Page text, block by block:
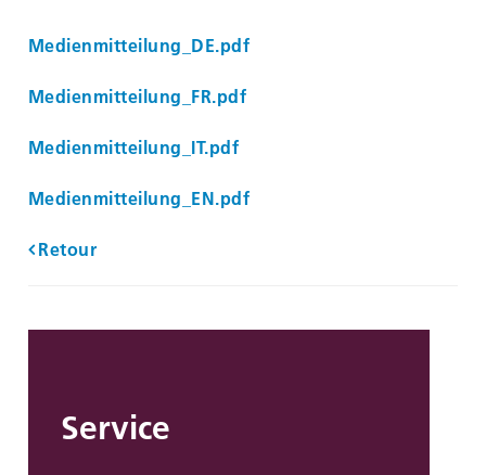
Medienmitteilung_DE.pdf
Medienmitteilung_FR.pdf
Medienmitteilung_IT.pdf
Medienmitteilung_EN.pdf
Retour
Service